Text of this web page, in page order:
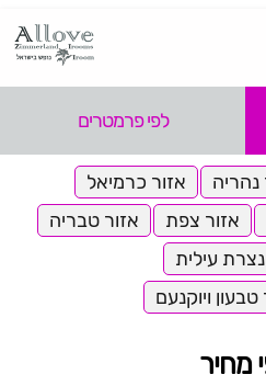
לפי פרמטרים
נהריה
אזור כרמיאל
אזור צפת
אזור טבריה
עילית
טבעון ויוקנעם
מחיר